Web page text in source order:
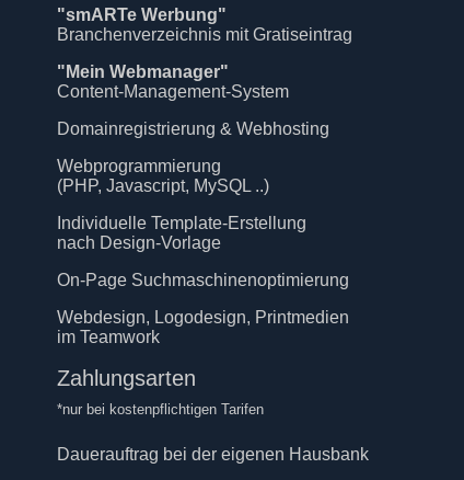
"smARTe Werbung"
Branchenverzeichnis mit Gratiseintrag
"Mein Webmanager"
Content-Management-System
Domainregistrierung & Webhosting
Webprogrammierung
(PHP, Javascript, MySQL ..)
Individuelle Template-Erstellung
nach Design-Vorlage
On-Page Suchmaschinenoptimierung
Webdesign, Logodesign, Printmedien
im Teamwork
Zahlungsarten
*nur bei kostenpflichtigen Tarifen
Dauerauftrag bei der eigenen Hausbank